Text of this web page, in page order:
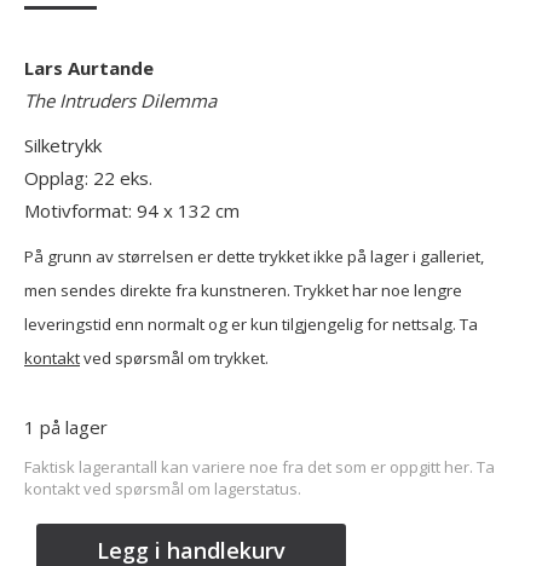
Lars Aurtande
The Intruders Dilemma
Silketrykk
Opplag: 22 eks.
Motivformat: 94 x 132 cm
På grunn av størrelsen er dette trykket ikke på lager i galleriet,
men sendes direkte fra kunstneren. Trykket har noe lengre
leveringstid enn normalt og er kun tilgjengelig for nettsalg. Ta
kontaktved spørsmål om trykket.
1 på lager
Faktisk lagerantall kan variere noe fra det som er oppgitt her. Ta
kontakt ved spørsmål om lagerstatus.
Legg i handlekurv